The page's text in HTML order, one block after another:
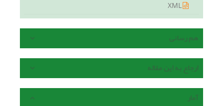
هم رسانی
ارجاع به این مقاله
آمار